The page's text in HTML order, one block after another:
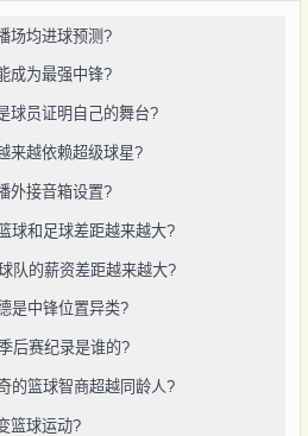
场均进球预测?
成为最强中锋?
球员证明自己的舞台?
来越依赖超级球星?
外接音箱设置?
球和足球差距越来越大?
队的薪资差距越来越大?
是中锋位置异类?
后赛纪录是谁的?
的篮球智商超越同龄人?
篮球运动?